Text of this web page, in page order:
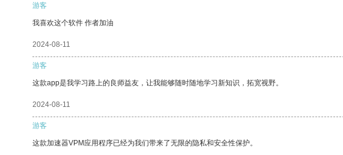
游客
我喜欢这个软件 作者加油
2024-08-11
游客
这款app是我学习路上的良师益友，让我能够随时随地学习新知识，拓宽视野。
2024-08-11
游客
这款加速器VPM应用程序已经为我们带来了无限的隐私和安全性保护。